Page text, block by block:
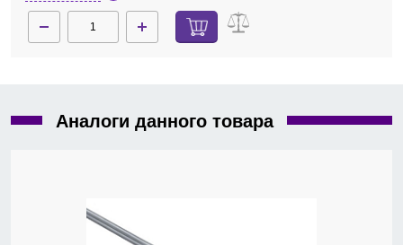
Аналоги данного товара